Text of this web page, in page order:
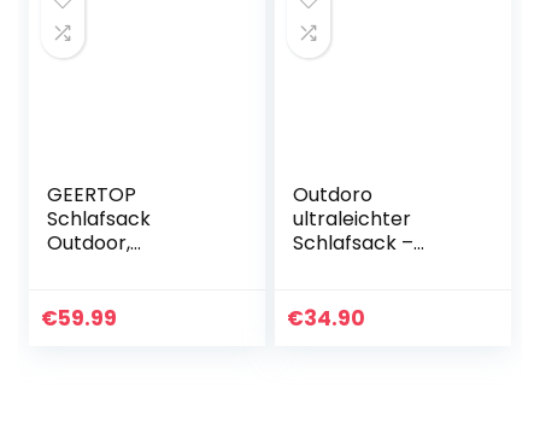
GEERTOP
Schlafsack
Outdoor,
Jahreszeiten
€59.99
Outdoro
ultraleichter
Schlafsack –
warm –
€34.90